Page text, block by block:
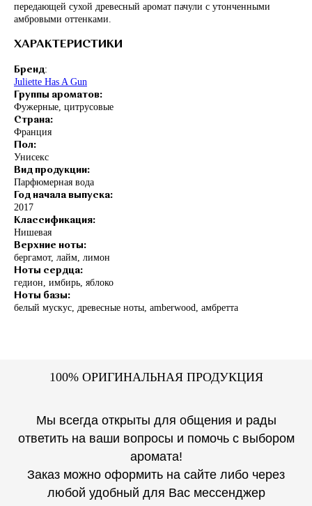
передающей сухой древесный аромат пачули с утонченными
амбровыми оттенками.
ХАРАКТЕРИСТИКИ
Бренд:
Juliette Has A Gun
Группы ароматов:
Фужерные, цитрусовые
Страна:
Франция
Пол:
Унисекс
Вид продукции:
Парфюмерная вода
Год начала выпуска:
2017
Классификация:
Нишевая
Верхние ноты:
бергамот, лайм, лимон
Ноты сердца:
гедион, имбирь, яблоко
Ноты базы:
белый мускус, древесные ноты, аmberwood, амбретта
100% ОРИГИНАЛЬНАЯ ПРОДУКЦИЯ
Мы всегда открыты для общения и рады
ответить на ваши вопросы и помочь с выбором
аромата!
Заказ можно оформить на сайте либо через
любой удобный для Вас мессенджер